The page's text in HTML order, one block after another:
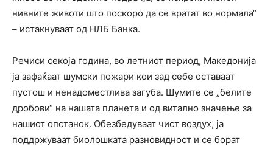
нивните животи што поскоро да се вратат во нормала“
– истакнуваат од НЛБ Банка.
Речиси секоја година, во летниот период, Македонија
ја зафаќаат шумски пожари кои зад себе оставаат
пустош и ненадоместлива загуба. Шумите се „белите
дробови“ на нашата планета и од витално значење за
нашиот опстанок. Обезбедуваат чист воздух, ја
поддржуваат биолошката разновидност и се борат